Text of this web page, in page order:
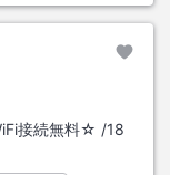
接続無料☆ /18